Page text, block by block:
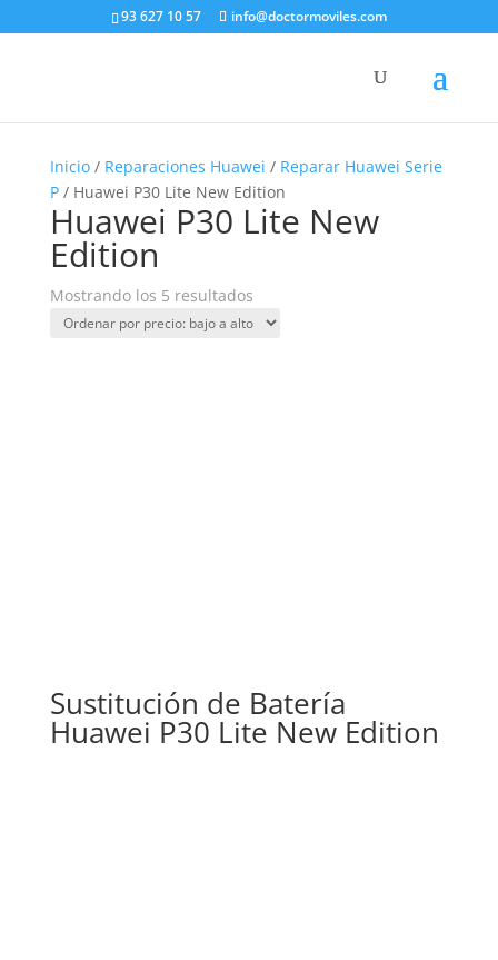
93 627 10 57 info@doctormoviles.com
Inicio/ Reparaciones Huawei / Reparar Huawei Serie
P/ Huawei P30 Lite New Edition
Huawei P30 Lite New
Edition
Mostrando los 5 resultadosOrdenado
por
Sustitución de Batería
Huawei P30 Lite New Edition